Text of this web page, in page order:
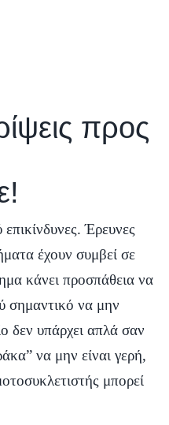
προς
Έρευνες
έχουν συμβεί σε
κάνει προσπάθεια να
σημαντικό να μην
δεν υπάρχει απλά σαν
να μην είναι γερή,
μπορεί